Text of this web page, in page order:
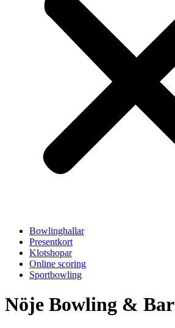
Bowlinghallar
Presentkort
Klotshopar
Online scoring
Sportbowling
Nöje Bowling & Bar